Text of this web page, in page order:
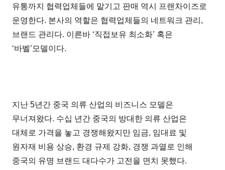
유통까지 협력업체들에 맡기고 판매 역시 프랜차이즈로
운영한다. 본사의 역할은 협력업체들의 네트워크 관리,
브랜드 관리다. 이른바 ‘직접보유 최소화’ 혹은
‘바벨’모델이다.
지난 5년간 중국 의류 산업의 비즈니스 모델은
무너져왔다. 수십 년간 중국의 방대한 의류 산업은
대체로 가격을 놓고 경쟁해왔지만 임금, 임대료 및
원자재 비용 상승, 환경 규제 강화, 경쟁 과열로 인해
중국의 유명 브랜드 대다수가 고전을 면치 못했다.